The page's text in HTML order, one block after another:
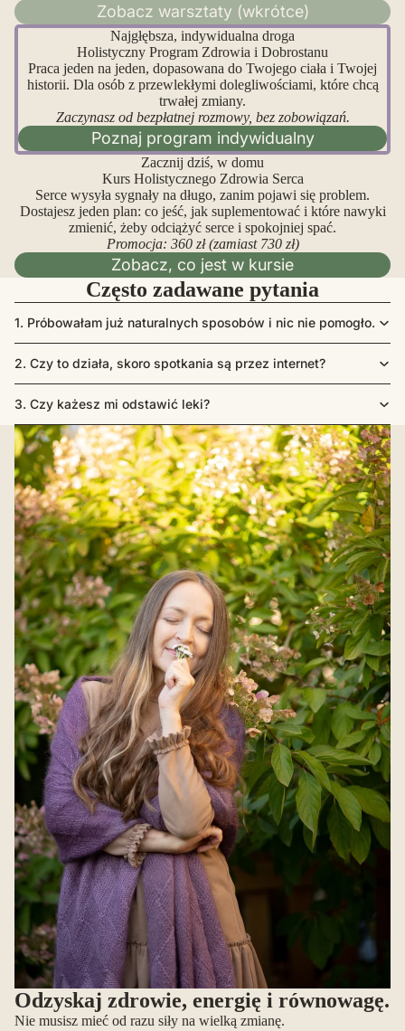
Zobacz warsztaty (wkrótce)
Najgłębsza, indywidualna droga
Holistyczny Program Zdrowia i Dobrostanu
Praca jeden na jeden, dopasowana do Twojego ciała i Twojej
historii. Dla osób z przewlekłymi dolegliwościami, które chcą
trwałej zmiany.
Zaczynasz od bezpłatnej rozmowy, bez zobowiązań.
Poznaj program indywidualny
Zacznij dziś, w domu
Kurs Holistycznego Zdrowia Serca
Serce wysyła sygnały na długo, zanim pojawi się problem.
Dostajesz jeden plan: co jeść, jak suplementować i które nawyki
zmienić, żeby odciążyć serce i spokojniej spać.
Promocja: 360 zł (zamiast 730 zł)
Zobacz, co jest w kursie
Często zadawane pytania
1. Próbowałam już naturalnych sposobów i nic nie pomogło.
2. Czy to działa, skoro spotkania są przez internet?
3. Czy każesz mi odstawić leki?
Odzyskaj zdrowie, energię i równowagę.
Nie musisz mieć od razu siły na wielką zmianę.